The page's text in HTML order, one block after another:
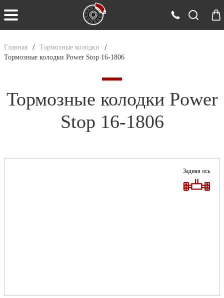
Главная / Тормозные колодки /
Тормозные колодки Power Stop 16-1806
Тормозные колодки Power
Stop 16-1806
Задняя ось